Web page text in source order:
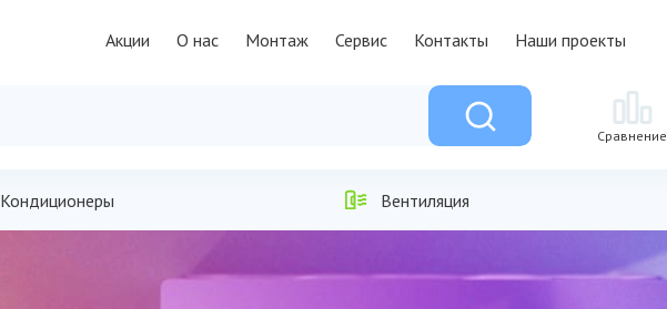
Акции О нас Монтаж Сервис Контакты Наши проекты
Сравнение
Кондиционеры Вентиляция